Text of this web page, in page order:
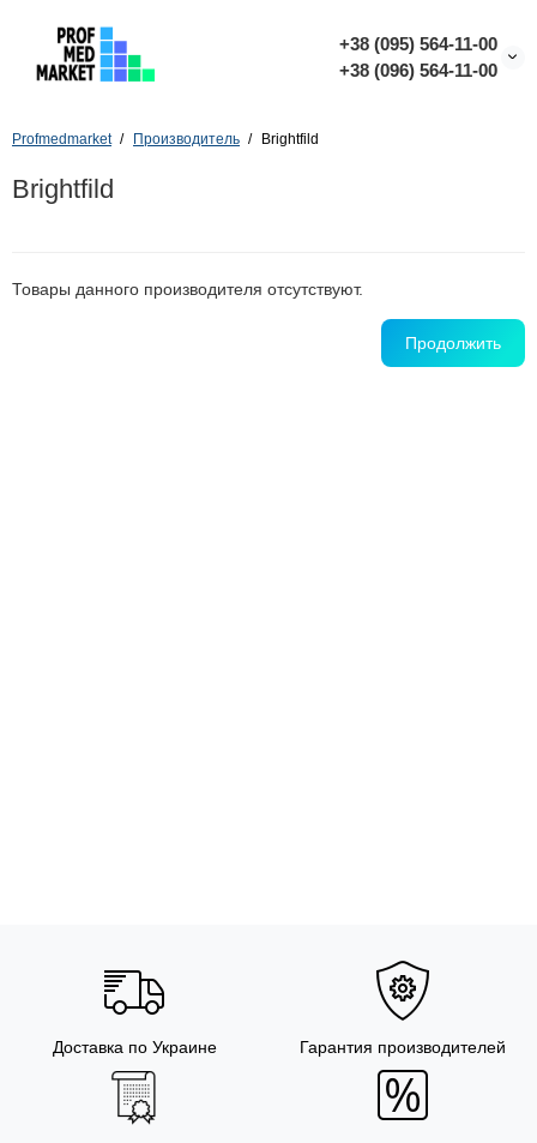
+38 (095) 564-11-00
+38 (096) 564-11-00
Profmedmarket Производитель Brightfild
Brightfild
Товары данного производителя отсутствуют.
Продолжить
Доставка по Украине Гарантия производителей